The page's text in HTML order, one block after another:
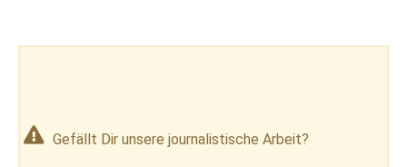
Gefällt Dir unsere journalistische Arbeit?